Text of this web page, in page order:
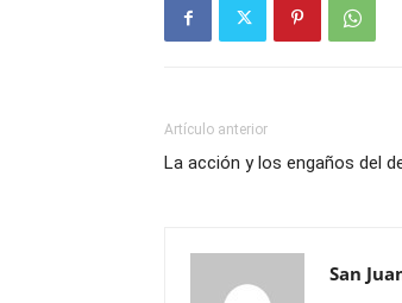
Artículo anterior
La acción y los engaños del
San